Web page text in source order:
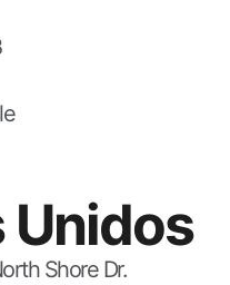
Unidos
Shore Dr.